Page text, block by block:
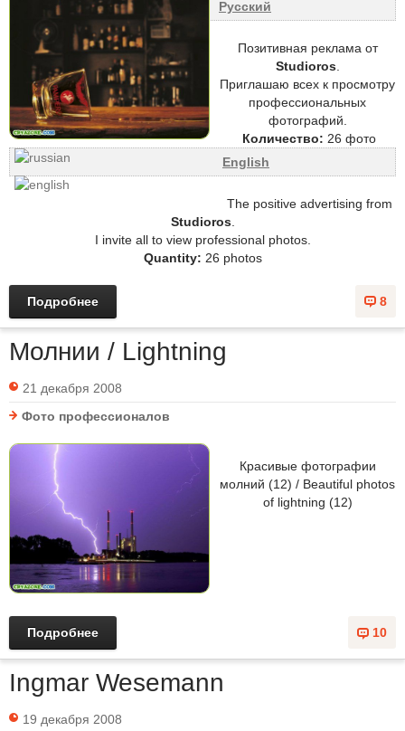
Русский
Позитивная реклама от
Studioros.
Приглашаю всех к просмотру
профессиональных
фотографий.
Количество: 26 фото
English
The positive advertising from
Studioros.
I invite all to view professional photos.
Quantity: 26 photos
8
Подробнее
Молнии / Lightning
21 декабря 2008
Фото профессионалов
Красивые фотографии
молний (12) / Beautiful photos
of lightning (12)
10
Подробнее
Ingmar Wesemann
19 декабря 2008